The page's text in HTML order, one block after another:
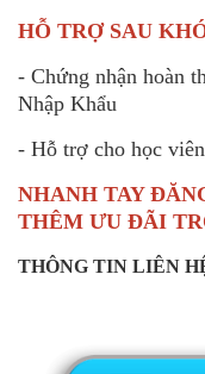
HỖ TRỢ SAU
- Chứng nhận hoàn
Nhập Khẩu
- Hỗ trợ cho học
NHANH TAY
THÊM ƯU ĐÃI
THÔNG TIN LIÊN